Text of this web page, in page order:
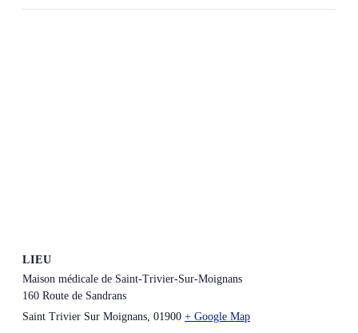
LIEU
Maison médicale de Saint-Trivier-Sur-Moignans
160 Route de Sandrans
Saint Trivier Sur Moignans 01900 + Google Map